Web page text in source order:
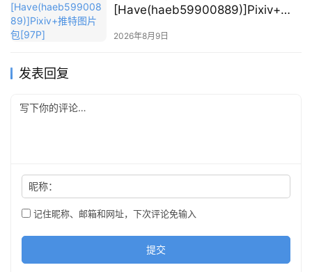
[Have(haeb59900889)]Pixiv+推
2026年8月9日
发表回复
昵称：
记住昵称、邮箱和网址，下次评论免输入
提交